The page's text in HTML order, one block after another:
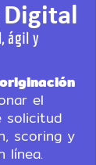
ágil y
originación
el
solicitud
scoring y
línea.